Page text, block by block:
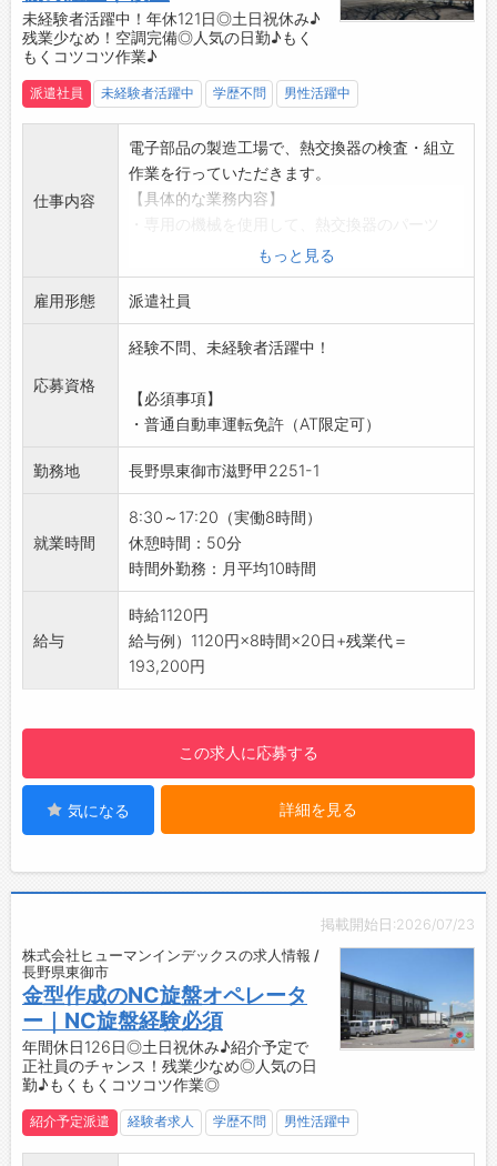
げていくので、ものづくりの楽しさを実感でき
る職場です。
【こんな方にオススメ♪】
◇ものづくりに興味がある方
◇黙々と働ける環境が好きな方
◆体を動かす仕事を探している方
未経験者活躍中！年休121日◎土日祝休み♪
残業少なめ！空調完備◎人気の日勤♪もく
もくコツコツ作業♪
派遣社員 未経験者活躍中 学歴不問 男性活躍中
仕事内容
電子部品の製造工場で、熱交換器の検査・組立
作業を行っていただきます。
【具体的な業務内容】
に、防水用のシリコンを塗布する作業
・組立や検査 など
◎未経験の方でも問題なく就業可能ですが、
5kg程度の機械重量となり、若干の握力を必要
とします。
いただく場合もございます。
◎立ち仕事になります。「座りっぱなしの仕事
は苦手…」という方にオススメ！
【未経験歓迎！】
ることができます。
【年間休日120日以上＆土日祝休み♪】
・プライベートも充実させることができる職場
です◎
【働きやすい環境◎】
・空調完備！季節を問わず快適に作業できま
・フリーター、新卒歓迎！
【やりがい】
・高品質な製品を生み出し、ものづくりの達成
感を日々実感できます。
【企業について】
ンなどに使用されるワイヤーハーネスやプラグ
付コネクター、熱交換機の製造・販売を手がけ
・長年培ってきた技術力を活かし、幅広い分野
のものづくりを支えています。
【こんな方におすすめ♪】
◇コツコツ作業が好きな方
◆ものづくりに興味がある方
◇安定した職場で働きたい方
◆新しい環境でチャレンジしたい方
もっと見る
雇用形態 派遣社員
応募資格
経験不問、未経験者活躍中！
【必須事項】
・普通自動車運転免許（AT限定可）
勤務地 長野県東御市滋野甲2251-1
就業時間
8:30～17:20（実働8時間）
休憩時間：50分
時間外勤務：月平均10時間
給与
時給1120円
給与例）1120円×8時間×20日+残業代＝
193,200円
この求人に応募する
気になる 詳細を見る
掲載開始日:2026/07/23
株式会社ヒューマンインデックスの求人情報 /
長野県東御市
金型作成のNC旋盤オペレータ
ー｜NC旋盤経験必須
年間休日126日◎土日祝休み♪紹介予定で
正社員のチャンス！残業少なめ◎人気の日
勤♪もくもくコツコツ作業◎
紹介予定派遣 経験者求人 学歴不問 男性活躍中